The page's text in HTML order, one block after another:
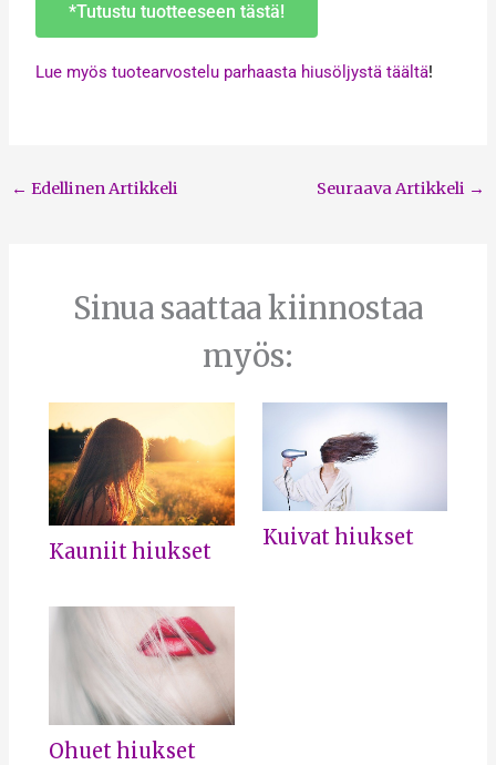
*Tutustu tuotteeseen tästä!
Lue myös tuotearvostelu parhaasta hiusöljystä täältä!
← Edellinen Artikkeli Seuraava Artikkeli →
Sinua saattaa kiinnostaa
myös:
Kauniit hiukset
Kuivat hiukset
Ohuet hiukset